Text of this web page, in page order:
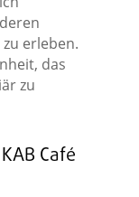
erleben.
das
zu
Café